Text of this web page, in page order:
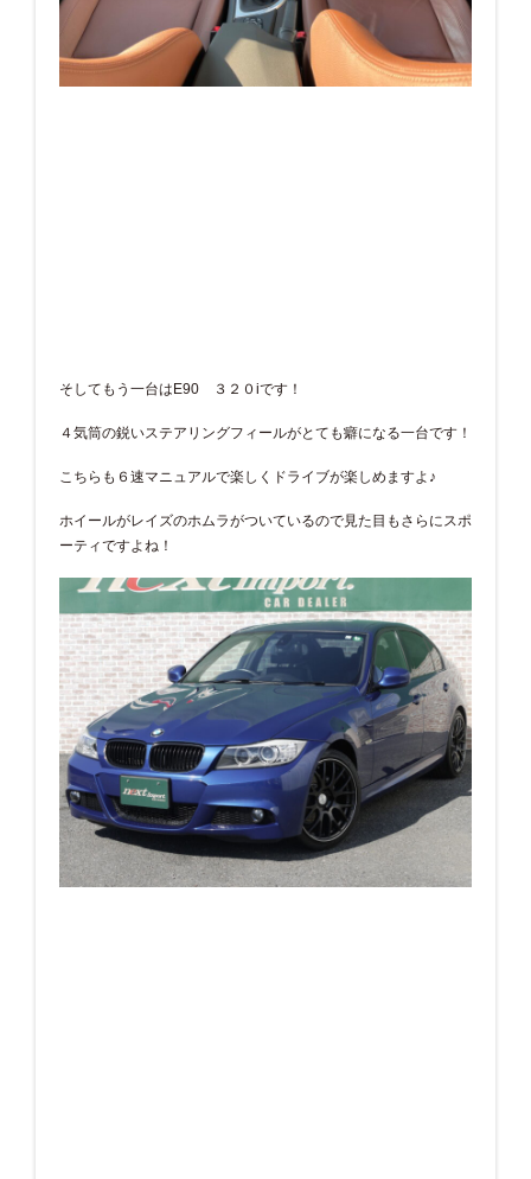
そしてもう一台はE90 ３２０iです！
４気筒の鋭いステアリングフィールがとても癖になる一台です！
こちらも６速マニュアルで楽しくドライブが楽しめますよ♪
ホイールがレイズのホムラがついているので見た目もさらにスポ
ーティですよね！